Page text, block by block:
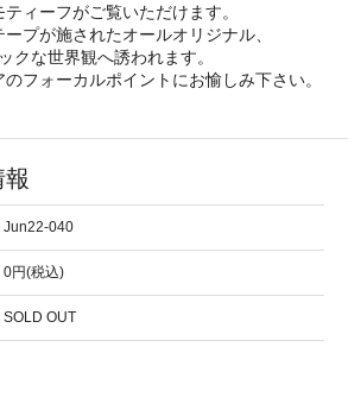
ィーフがご覧いただけます。
プが施されたオールオリジナル、
クな世界観へ誘われます。
フォーカルポイントにお愉しみ下さい。
Jun22-040
0円(税込)
SOLD OUT